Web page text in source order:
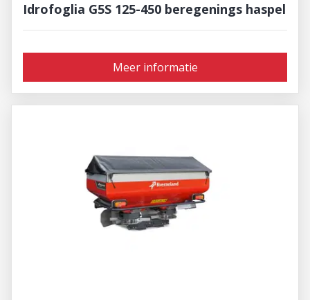
Idrofoglia G5S 125-450 beregenings haspel
Meer informatie